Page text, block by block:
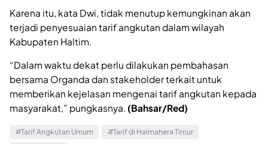
Karena itu, kata Dwi, tidak menutup kemungkinan akan
terjadi penyesuaian tarif angkutan dalam wilayah
Kabupaten Haltim.
“Dalam waktu dekat perlu dilakukan pembahasan
bersama Organda dan stakeholder terkait untuk
memberikan kejelasan mengenai tarif angkutan kepada
masyarakat,” pungkasnya. (Bahsar/Red)
#Tarif Angkutan Umum
#Tarif di Halmahera Timur